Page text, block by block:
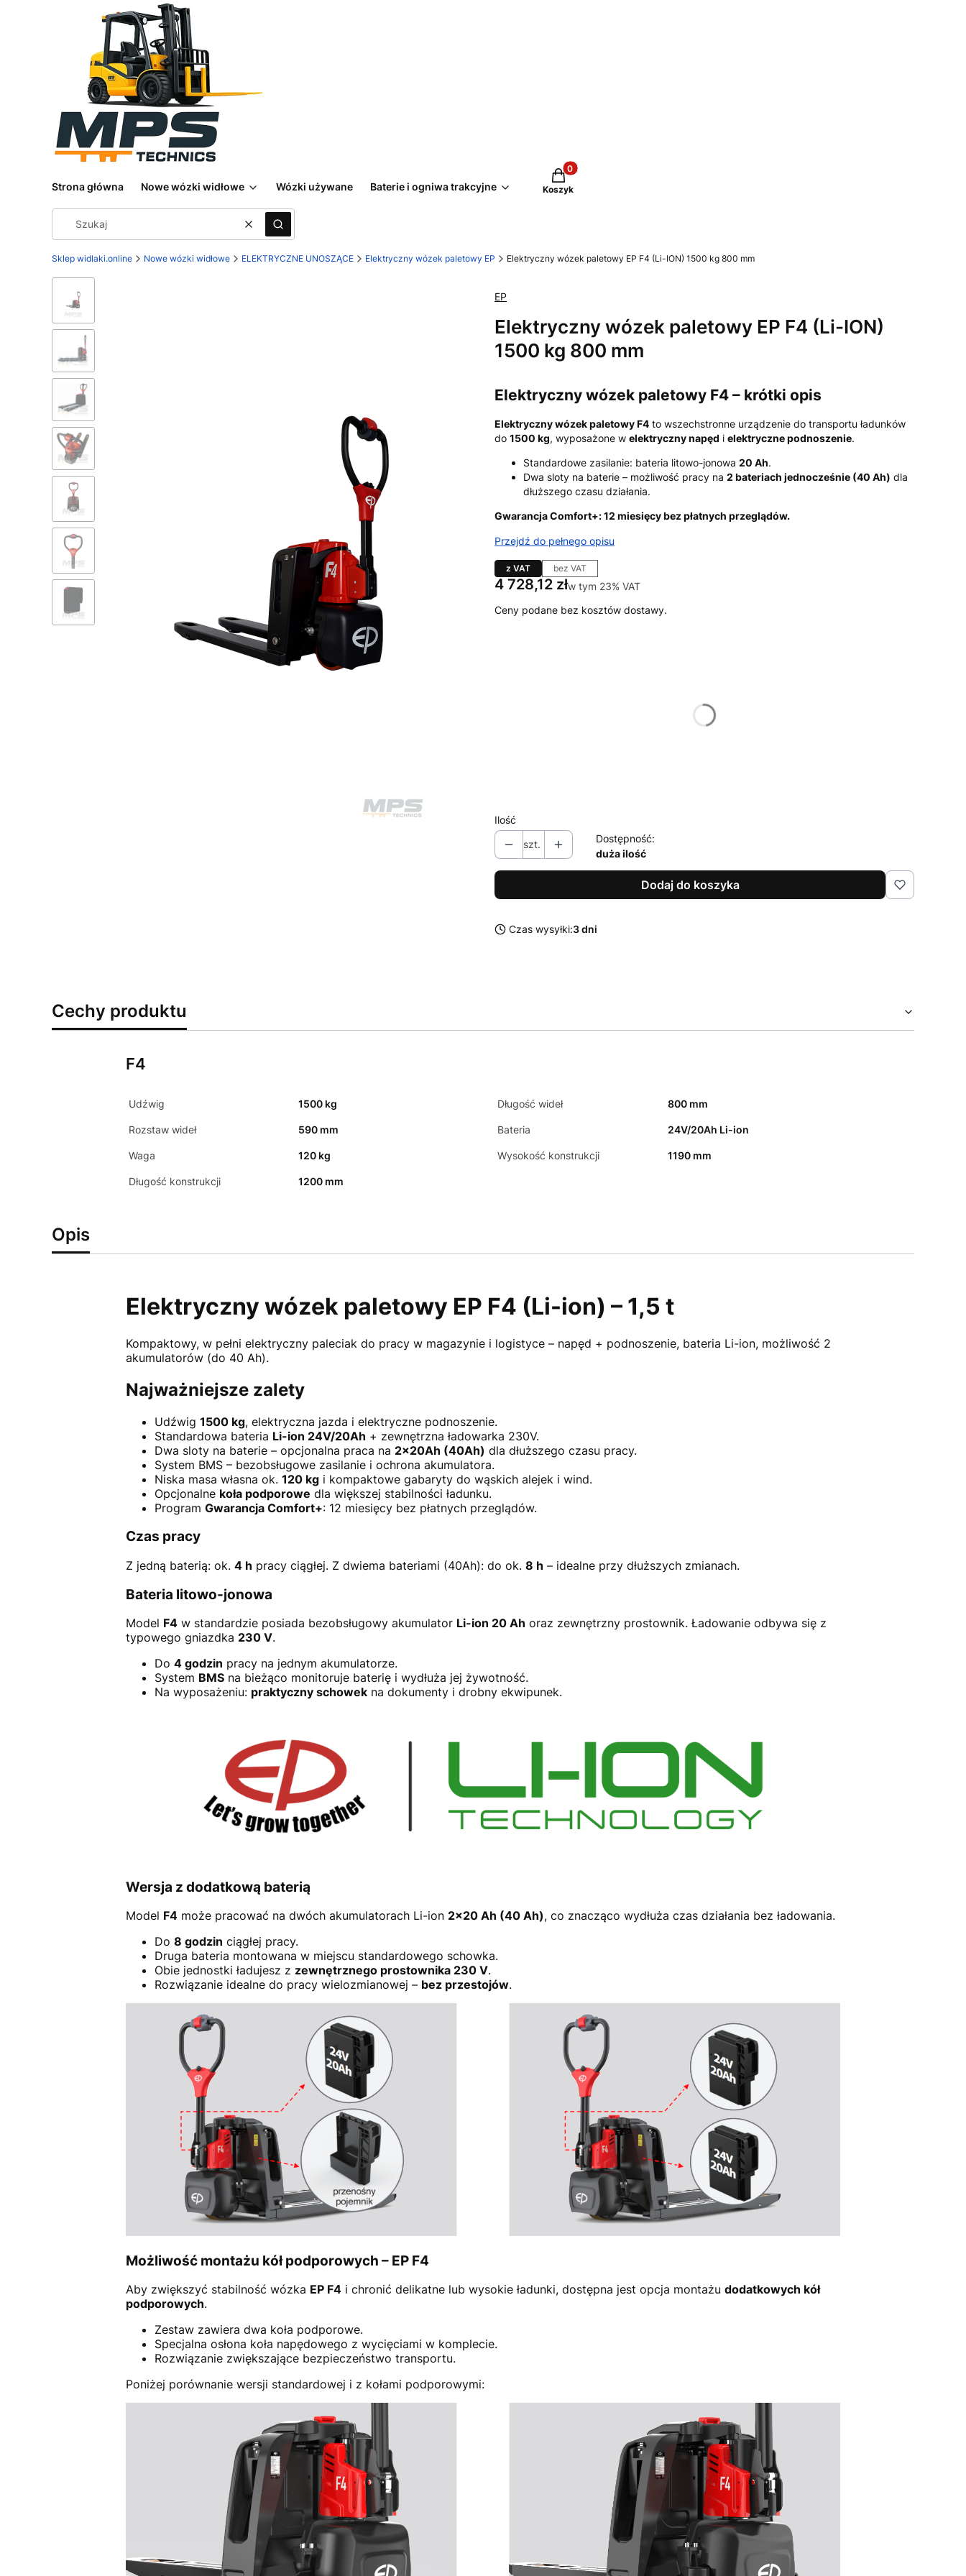
Strona główna Nowe wózki widłowe Wózki używane Baterie i ogniwa trakcyjne
Produkty w koszyku: 0. Zobacz szczegóły
Koszyk
WyczyśćSzukaj
Sklep widlaki.online Nowe wózki widłowe ELEKTRYCZNE UNOSZĄCE Elektryczny wózek paletowy EP Elektryczny wózek paletowy EP F4 (Li-ION) 1500 kg 800 mm
EP
Elektryczny wózek paletowy EP F4 (Li-ION)
1500 kg 800 mm
Elektryczny wózek paletowy F4 – krótki opis
Elektryczny wózek paletowy F4 to wszechstronne urządzenie do transportu ładunków
do 1500 kg, wyposażone w elektryczny napęd i elektryczne podnoszenie.
Standardowe zasilanie: bateria litowo-jonowa 20 Ah.
Dwa sloty na baterie – możliwość pracy na 2 bateriach jednocześnie (40 Ah) dla
dłuższego czasu działania.
Gwarancja Comfort+: 12 miesięcy bez płatnych przeglądów.
Przejdź do pełnego opisu
z VAT bez VAT
Cena
4 728,12 złw tym 23% VAT
w tym 23% VAT
Ceny podane bez kosztów dostawy.
Ilość
szt.
Dostępność:
duża ilość
Dodaj do koszyka
Czas wysyłki:3 dni
Cechy produktu
F4
Udźwig 1500 kg Długość wideł 800 mm
Rozstaw wideł 590 mm Bateria 24V/20Ah Li-ion
Waga 120 kg Wysokość konstrukcji 1190 mm
Długość konstrukcji 1200 mm
Opis
Elektryczny wózek paletowy EP F4 (Li-ion) – 1,5 t
Kompaktowy, w pełni elektryczny paleciak do pracy w magazynie i logistyce – napęd + podnoszenie, bateria Li-ion, możliwość 2
akumulatorów (do 40 Ah).
Najważniejsze zalety
Udźwig 1500 kg, elektryczna jazda i elektryczne podnoszenie.
Standardowa bateria Li-ion 24V/20Ah + zewnętrzna ładowarka 230V.
Dwa sloty na baterie – opcjonalna praca na 2×20Ah (40Ah) dla dłuższego czasu pracy.
System BMS – bezobsługowe zasilanie i ochrona akumulatora.
Niska masa własna ok. 120 kgi kompaktowe gabaryty do wąskich alejek i wind.
Opcjonalne koła podporowe dla większej stabilności ładunku.
Program Gwarancja Comfort+: 12 miesięcy bez płatnych przeglądów.
Czas pracy
Z jedną baterią: ok. 4 h pracy ciągłej. Z dwiema bateriami (40Ah): do ok. 8 h – idealne przy dłuższych zmianach.
Bateria litowo-jonowa
Model F4w standardzie posiada bezobsługowy akumulator Li-ion 20 Ah oraz zewnętrzny prostownik. Ładowanie odbywa się z
typowego gniazdka 230 V.
Do 4 godzin pracy na jednym akumulatorze.
System BMSna bieżąco monitoruje baterię i wydłuża jej żywotność.
Na wyposażeniu: praktyczny schowekna dokumenty i drobny ekwipunek.
Wersja z dodatkową baterią
Model F4może pracować na dwóch akumulatorach Li-ion 2×20 Ah (40 Ah), co znacząco wydłuża czas działania bez ładowania.
Do 8 godzin ciągłej pracy.
Druga bateria montowana w miejscu standardowego schowka.
Obie jednostki ładujesz z zewnętrznego prostownika 230 V.
Rozwiązanie idealne do pracy wielozmianowej – bez przestojów.
Możliwość montażu kół podporowych – EP F4
Aby zwiększyć stabilność wózka EP F4i chronić delikatne lub wysokie ładunki, dostępna jest opcja montażu dodatkowych kół
podporowych.
Zestaw zawiera dwa koła podporowe.
Specjalna osłona koła napędowego z wycięciami w komplecie.
Rozwiązanie zwiększające bezpieczeństwo transportu.
Poniżej porównanie wersji standardowej i z kołami podporowymi: